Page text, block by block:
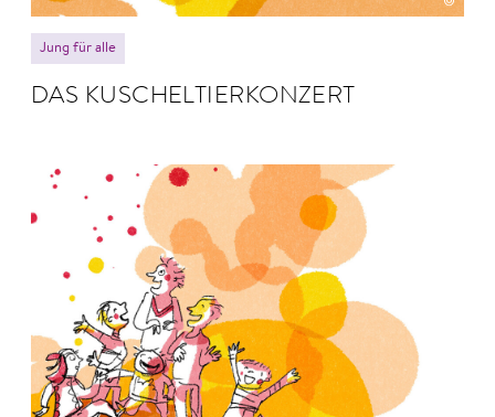
Jung für alle
DAS KUSCHEL­TIER­KONZERT